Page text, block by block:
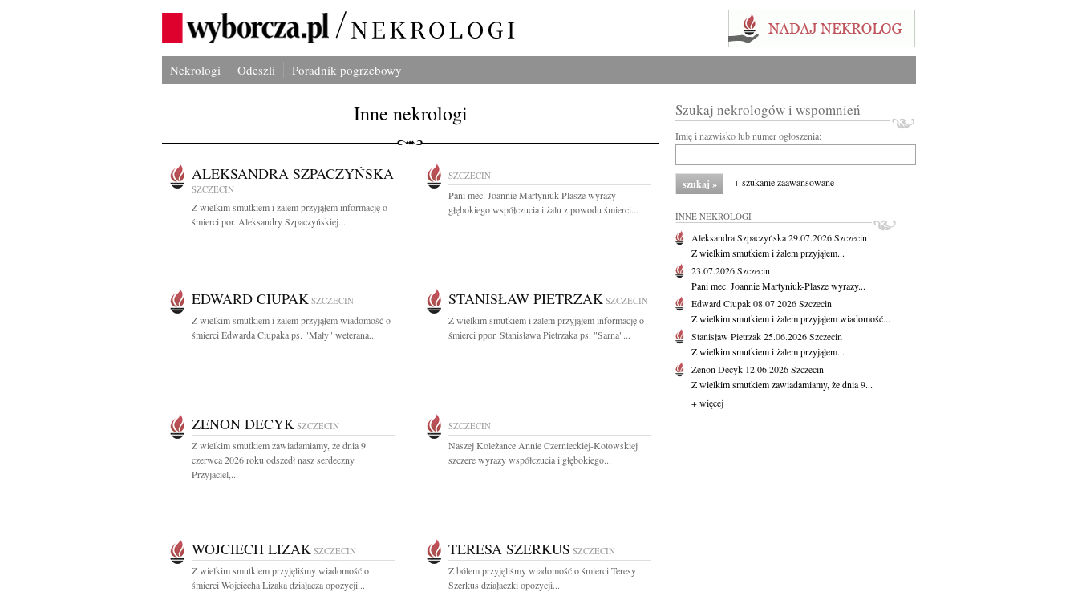
Nekrologi Odeszli Poradnik pogrzebowy
Inne nekrologi
ALEKSANDRA SZPACZYŃSKA
SZCZECIN
Z wielkim smutkiem i żalem przyjąłem informację o
śmierci por. Aleksandry Szpaczyńskiej...
SZCZECIN
Pani mec. Joannie Martyniuk-Plasze wyrazy
głębokiego współczucia i żalu z powodu śmierci...
EDWARD CIUPAK SZCZECIN
Z wielkim smutkiem i żalem przyjąłem wiadomość o
śmierci Edwarda Ciupaka ps. "Mały" weterana...
STANISŁAW PIETRZAK SZCZECIN
Z wielkim smutkiem i żalem przyjąłem informację o
śmierci ppor. Stanisława Pietrzaka ps. "Sarna"...
ZENON DECYK SZCZECIN
Z wielkim smutkiem zawiadamiamy, że dnia 9
czerwca 2026 roku odszedł nasz serdeczny
Przyjaciel,...
SZCZECIN
Naszej Koleżance Annie Czernieckiej-Kotowskiej
szczere wyrazy współczucia i głębokiego...
WOJCIECH LIZAK SZCZECIN
Z wielkim smutkiem przyjęliśmy wiadomość o
śmierci Wojciecha Lizaka działacza opozycji...
TERESA SZERKUS SZCZECIN
Z bólem przyjęliśmy wiadomość o śmierci Teresy
Szerkus działaczki opozycji...
Szukaj nekrologów i wspomnień
Imię i nazwisko lub numer ogłoszenia:
+ szukanie zaawansowane
INNE NEKROLOGI
Aleksandra Szpaczyńska29.07.2026Szczecin
Z wielkim smutkiem i żalem przyjąłem...
23.07.2026Szczecin
Pani mec. Joannie Martyniuk-Plasze wyrazy...
Edward Ciupak08.07.2026Szczecin
Z wielkim smutkiem i żalem przyjąłem wiadomość...
Stanisław Pietrzak25.06.2026Szczecin
Z wielkim smutkiem i żalem przyjąłem...
Zenon Decyk 12.06.2026Szczecin
Z wielkim smutkiem zawiadamiamy, że dnia 9...
+ więcej